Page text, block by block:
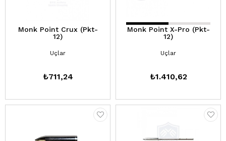
Monk Point Crux (Pkt-
12)
Uçlar
₺711,24
Monk Point X-Pro (Pkt-
12)
Uçlar
₺1.410,62